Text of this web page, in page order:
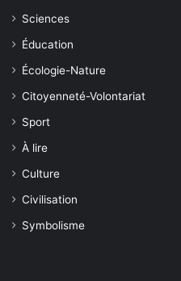
Sciences
Éducation
Écologie-Nature
Citoyenneté-Volontariat
Sport
À lire
Culture
Civilisation
Symbolisme